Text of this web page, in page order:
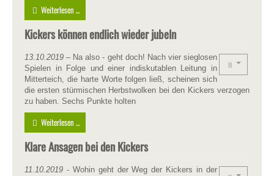
Weiterlesen ...
Kickers können endlich wieder jubeln
13.10.2019 – Na also - geht doch! Nach vier sieglosen
Spielen in Folge und einer indiskutablen Leitung in
Mitterteich, die harte Worte folgen ließ, scheinen sich
die ersten stürmischen Herbstwolken bei den Kickers verzogen
zu haben. Sechs Punkte holten
Weiterlesen ...
Klare Ansagen bei den Kickers
11.10.2019 - Wohin geht der Weg der Kickers in der